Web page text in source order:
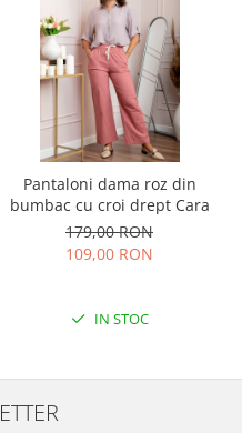
Pantaloni dama roz din
bumbac cu croi drept Cara
179,00 RON
109,00 RON
IN STOC